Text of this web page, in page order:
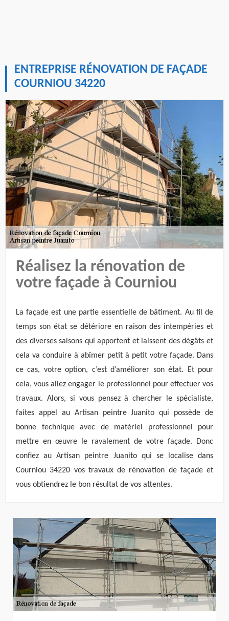
ENTREPRISE RÉNOVATION DE FAÇADE
COURNIOU 34220
Réalisez la rénovation de
votre façade à Courniou
La façade est une partie essentielle de bâtiment. Au fil de
temps son état se détériore en raison des intempéries et
des diverses saisons qui apportent et laissent des dégâts et
cela va conduire à abîmer petit à petit votre façade. Dans
ce cas, votre option, c’est d’améliorer son état. Et pour
cela, vous allez engager le professionnel pour effectuer vos
travaux. Alors, si vous pensez à chercher le spécialiste,
faites appel au Artisan peintre Juanito qui possède de
bonne technique avec de matériel professionnel pour
mettre en œuvre le ravalement de votre façade. Donc
confiez au Artisan peintre Juanito qui se localise dans
Courniou 34220 vos travaux de rénovation de façade et
vous obtiendrez le bon résultat de vos attentes.